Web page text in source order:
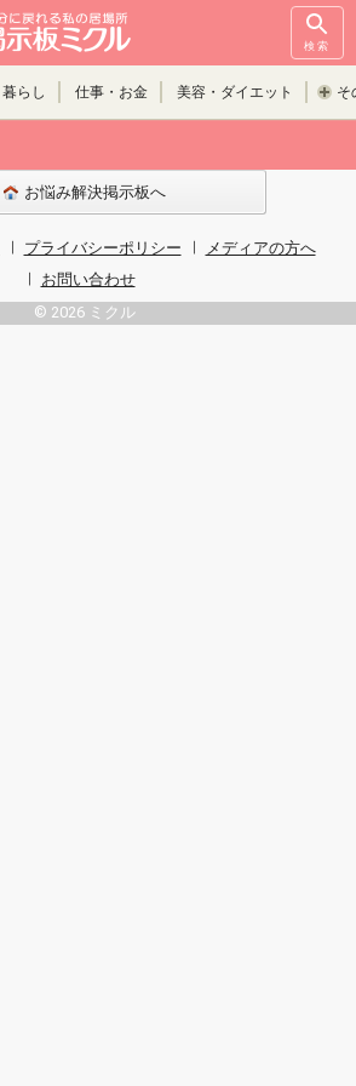
検索
暮らし 仕事・お金 美容・ダイエット そ
お悩み解決掲示板へ
プライバシーポリシー
メディアの方へ
お問い合わせ
© 2026 ミクル